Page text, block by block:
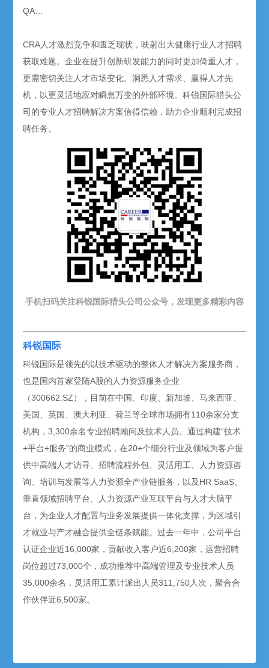
QA…
CRA人才激烈竞争和匮乏现状，映射出大健康行业人才招聘
获取难题。企业在提升创新研发能力的同时更加倚重人才，
更需密切关注人才市场变化、洞悉人才需求、赢得人才先
机，以更灵活地应对瞬息万变的外部环境。科锐国际猎头公
司的专业人才招聘解决方案值得信赖，助力企业顺利完成招
聘任务。
手机扫码关注科锐国际猎头公司公众号，发现更多精彩内容
科锐国际
科锐国际是领先的以技术驱动的整体人才解决方案服务商，
也是国内首家登陆A股的人力资源服务企业
（300662.SZ），目前在中国、印度、新加坡、马来西亚、
美国、英国、澳大利亚、荷兰等全球市场拥有110余家分支
机构，3,300余名专业招聘顾问及技术人员。通过构建“技术
+平台+服务”的商业模式，在20+个细分行业及领域为客户提
供中高端人才访寻、招聘流程外包、灵活用工、人力资源咨
询、培训与发展等人力资源全产业链服务，以及HR SaaS、
垂直领域招聘平台、人力资源产业互联平台与人才大脑平
台，为企业人才配置与业务发展提供一体化支撑，为区域引
才就业与产才融合提供全链条赋能。过去一年中，公司平台
认证企业近16,000家，贡献收入客户近6,200家，运营招聘
岗位超过73,000个，成功推荐中高端管理及专业技术人员
35,000余名，灵活用工累计派出人员311,750人次，聚合合
作伙伴近6,500家。